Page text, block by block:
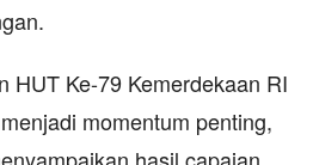
HUT Ke-79 Kemerdekaan RI
momentum penting,